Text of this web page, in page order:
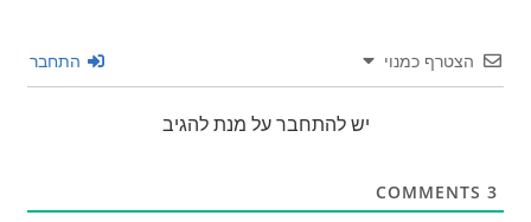
הצטרף כמנוי התחבר
יש להתחבר על מנת להגיב
3